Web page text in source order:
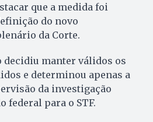
que a medida foi
do novo
da Corte.
manter válidos os
e determinou apenas a
da investigação
federal para o STF.